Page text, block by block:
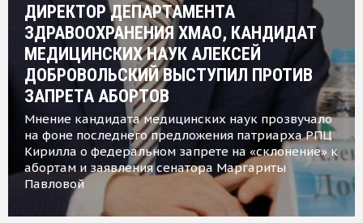
ДИРЕКТОР ДЕПАРТАМЕНТА
ЗДРАВООХРАНЕНИЯ ХМАО, КАНДИДАТ
МЕДИЦИНСКИХ НАУК АЛЕКСЕЙ
ДОБРОВОЛЬСКИЙ ВЫСТУПИЛ ПРОТИВ
ЗАПРЕТА АБОРТОВ
Мнение кандидата медицинских наук прозвучало
на фоне последнего предложения патриарха РПЦ
Кирилла о федеральном запрете на «склонение» к
абортам и заявления сенатора Маргариты
Павловой